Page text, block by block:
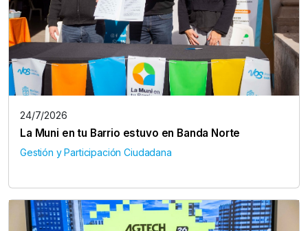
24/7/2026
La Muni en tu Barrio estuvo en Banda Norte
Gestión y Participación Ciudadana